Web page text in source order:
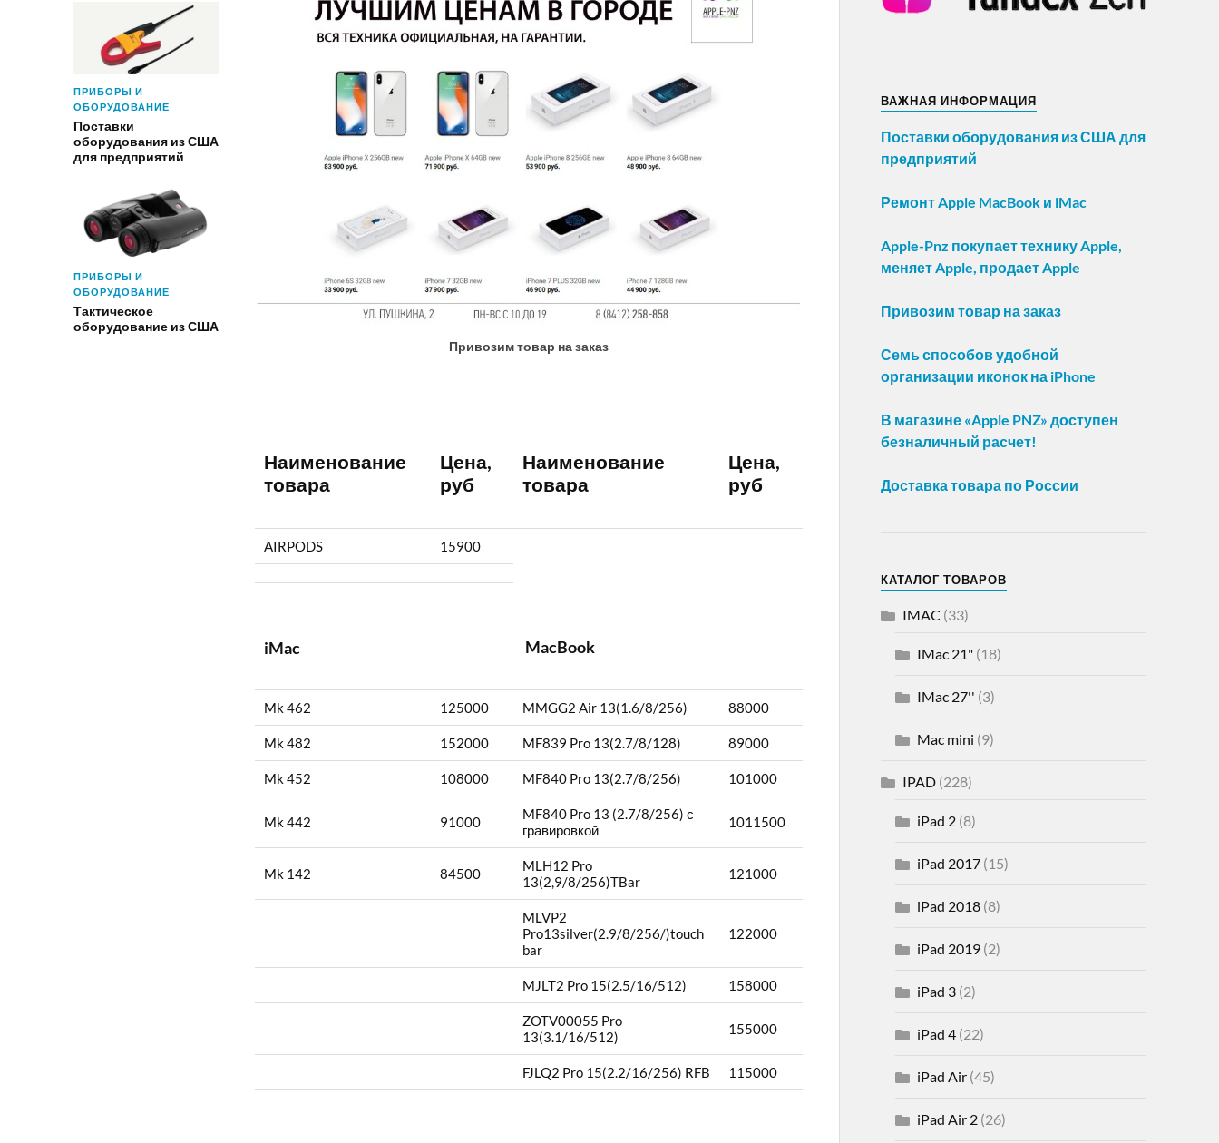
ПРИБОРЫ И
ОБОРУДОВАНИЕ
Поставки
оборудования из США
для предприятий
ПРИБОРЫ И
ОБОРУДОВАНИЕ
Тактическое
оборудование из США
Привозим товар на заказ
Наименование
товара
Цена,
руб
Наименование
товара
Цена,
руб
AIRPODS 15900
iMac MacBook
Mk 462 125000 MMGG2 Air 13(1.6/8/256) 88000
Mk 482 152000 MF839 Pro 13(2.7/8/128) 89000
Mk 452 108000 MF840 Pro 13(2.7/8/256) 101000
Mk 442 91000
MF840 Pro 13 (2.7/8/256) с
гравировкой
1011500
Mk 142 84500
MLH12 Pro
13(2,9/8/256)TBar
121000
MLVP2
Pro13silver(2.9/8/256/)touch
bar
122000
MJLT2 Pro 15(2.5/16/512) 158000
ZOTV00055 Pro
13(3.1/16/512)
155000
FJLQ2 Pro 15(2.2/16/256) RFB 115000
ВАЖНАЯ ИНФОРМАЦИЯ
Поставки оборудования из США для
предприятий
Ремонт Apple MacBook и iMac
Apple-Pnz покупает технику Apple,
меняет Apple, продает Apple
Привозим товар на заказ
Семь способов удобной
организации иконок на iPhone
В магазине «Apple PNZ» доступен
безналичный расчет!
Доставка товара по России
КАТАЛОГ ТОВАРОВ
IMAC (33)
IMac 21"(18)
IMac 27'' (3)
Mac mini (9)
IPAD(228)
iPad 2(8)
iPad 2017(15)
iPad 2018(8)
iPad 2019(2)
iPad 3(2)
iPad 4(22)
iPad Air(45)
iPad Air 2(26)